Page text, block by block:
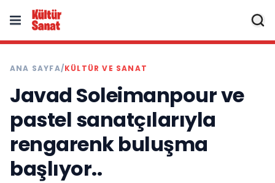
ANA SAYFA/KÜLTÜR VE SANAT
Javad Soleimanpour ve
pastel sanatçılarıyla
rengarenk buluşma
başlıyor..